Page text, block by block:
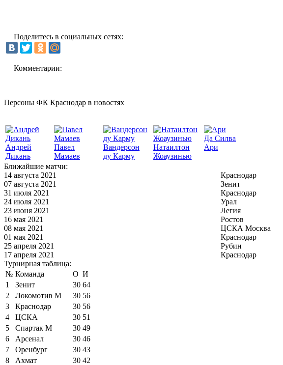
Поделитесь в социальных сетях:
Комментарии:
Персоны ФК Краснодар в новостях
Андрей
Дикань
Павел
Мамаев
Вандерсон
ду Карму
Натаилтон
Жоаузинью
Да Силва
Ари
Ближайшие матчи:
14 августа 2021
Краснодар
07 августа 2021
Зенит
31 июля 2021
Краснодар
24 июля 2021
Урал
23 июня 2021
Легия
16 мая 2021
Ростов
08 мая 2021
ЦСКА Москва
01 мая 2021
Краснодар
25 апреля 2021
Рубин
17 апреля 2021
Краснодар
Турнирная таблица:
№ Команда О И
1
Зенит 30 64
2
Локомотив М 30 56
3
Краснодар 30 56
4
ЦСКА 30 51
5
Спартак М 30 49
6
Арсенал 30 46
7
Оренбург 30 43
8
Ахмат 30 42